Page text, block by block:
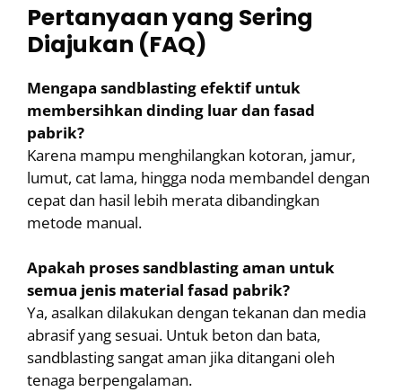
Pertanyaan yang Sering
Diajukan (FAQ)
Mengapa sandblasting efektif untuk
membersihkan dinding luar dan fasad
pabrik?
Karena mampu menghilangkan kotoran, jamur,
lumut, cat lama, hingga noda membandel dengan
cepat dan hasil lebih merata dibandingkan
metode manual.
Apakah proses sandblasting aman untuk
semua jenis material fasad pabrik?
Ya, asalkan dilakukan dengan tekanan dan media
abrasif yang sesuai. Untuk beton dan bata,
sandblasting sangat aman jika ditangani oleh
tenaga berpengalaman.